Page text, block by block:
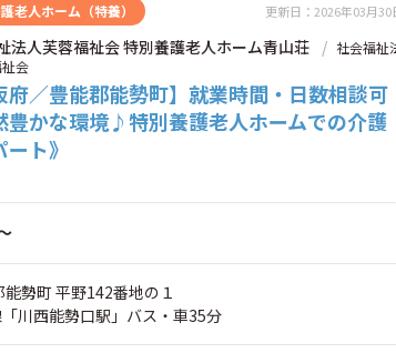
老人ホーム（特養） 更新日：2026年03月30
法人芙蓉福祉会 特別養護老人ホーム青山荘
社会福祉
会
府／豊能郡能勢町】就業時間・日数相談可
かな環境♪特別養護老人ホームでの介護
ト》
勢町 平野142番地の１
川西能勢口駅」バス・車35分